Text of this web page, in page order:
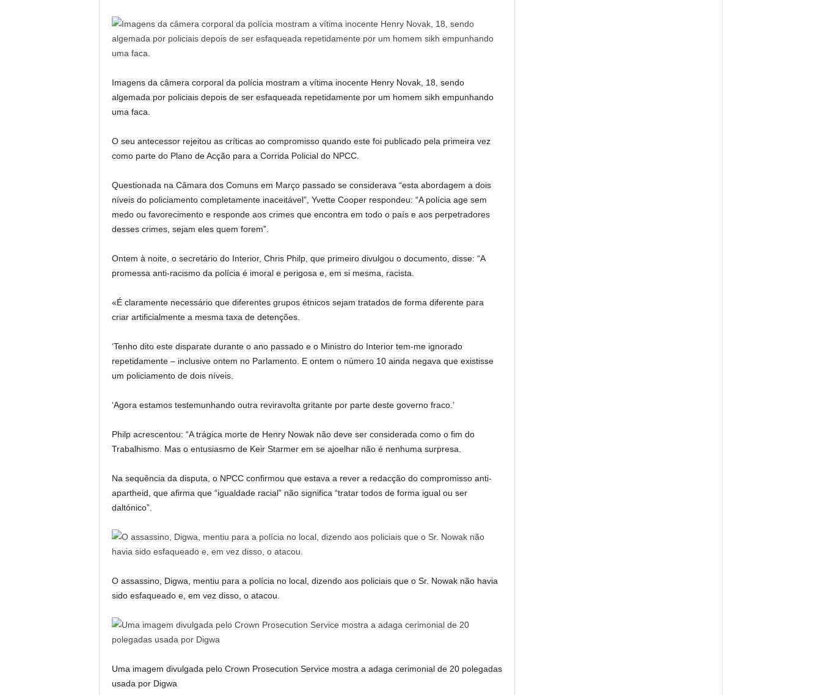
Imagens da câmera corporal da polícia mostram a vítima inocente Henry Novak, 18, sendo
algemada por policiais depois de ser esfaqueada repetidamente por um homem sikh empunhando
uma faca.
O seu antecessor rejeitou as críticas ao compromisso quando este foi publicado pela primeira vez
como parte do Plano de Acção para a Corrida Policial do NPCC.
Questionada na Câmara dos Comuns em Março passado se considerava “esta abordagem a dois
níveis do policiamento completamente inaceitável”, Yvette Cooper respondeu: “A polícia age sem
medo ou favorecimento e responde aos crimes que encontra em todo o país e aos perpetradores
desses crimes, sejam eles quem forem”.
Ontem à noite, o secretário do Interior, Chris Philp, que primeiro divulgou o documento, disse: “A
promessa anti-racismo da polícia é imoral e perigosa e, em si mesma, racista.
«É claramente necessário que diferentes grupos étnicos sejam tratados de forma diferente para
criar artificialmente a mesma taxa de detenções.
‘Tenho dito este disparate durante o ano passado e o Ministro do Interior tem-me ignorado
repetidamente – inclusive ontem no Parlamento. E ontem o número 10 ainda negava que existisse
um policiamento de dois níveis.
‘Agora estamos testemunhando outra reviravolta gritante por parte deste governo fraco.’
Philp acrescentou: “A trágica morte de Henry Nowak não deve ser considerada como o fim do
Trabalhismo. Mas o entusiasmo de Keir Starmer em se ajoelhar não é nenhuma surpresa.
Na sequência da disputa, o NPCC confirmou que estava a rever a redacção do compromisso anti-
apartheid, que afirma que “igualdade racial” não significa “tratar todos de forma igual ou ser
daltónico”.
O assassino, Digwa, mentiu para a polícia no local, dizendo aos policiais que o Sr. Nowak não havia
sido esfaqueado e, em vez disso, o atacou.
Uma imagem divulgada pelo Crown Prosecution Service mostra a adaga cerimonial de 20 polegadas
usada por Digwa